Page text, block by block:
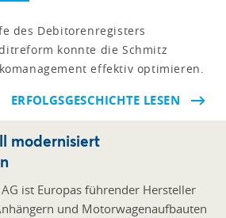
des Debitorenregisters
konnte die Schmitz
effektiv optimieren.
ERFOLGSGESCHICHTE LESEN
modernisiert
ist Europas führender Hersteller
und Motorwagenaufbauten